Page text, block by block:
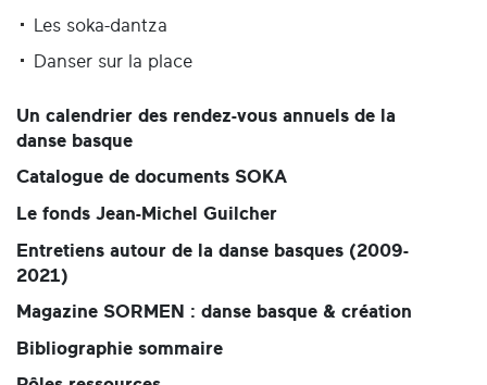
Les soka-dantza
Danser sur la place
Un calendrier des rendez-vous annuels de la
danse basque
Catalogue de documents SOKA
Le fonds Jean-Michel Guilcher
Entretiens autour de la danse basques (2009-
2021)
Magazine SORMEN : danse basque & création
Bibliographie sommaire